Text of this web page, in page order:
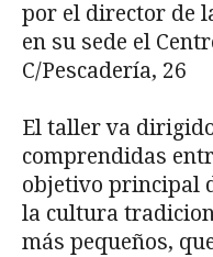
por el director de
en su sede el
C/Pescadería, 26
El taller va
comprendidas
objetivo principal
la cultura
más pequeños,